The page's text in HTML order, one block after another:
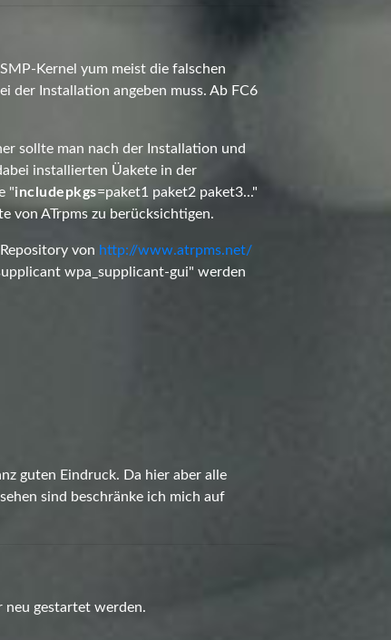
Kernel yum meist die falschen
der Installation angeben muss. Ab FC6
sollte man nach der Installation und
installierten Üakete in der
"includepkgs=paket1 paket2 paket3..."
von ATrpms zu berücksichtigen.
von http://www.atrpms.net/
wpa_supplicant-gui" werden
guten Eindruck. Da hier aber alle
sind beschränke ich mich auf
neu gestartet werden.